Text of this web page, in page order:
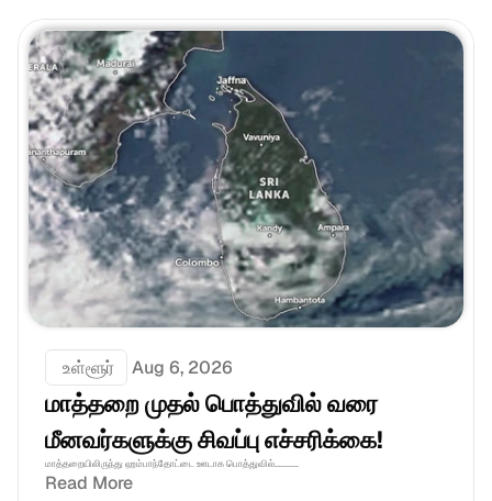
உள்ளூர் Aug 6, 2026
மாத்தறை முதல் பொத்துவில் வரை
மீனவர்களுக்கு சிவப்பு எச்சரிக்கை!
மாத்தறையிலிருந்து ஹம்பாந்தோட்டை ஊடாக பொத்துவில்...........
Read More